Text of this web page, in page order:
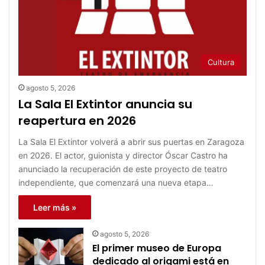
Cultura
agosto 5, 2026
La Sala El Extintor anuncia su
reapertura en 2026
La Sala El Extintor volverá a abrir sus puertas en Zaragoza
en 2026. El actor, guionista y director Óscar Castro ha
anunciado la recuperación de este proyecto de teatro
independiente, que comenzará una nueva etapa…
Leer más »
agosto 5, 2026
El primer museo de Europa
dedicado al origami está en